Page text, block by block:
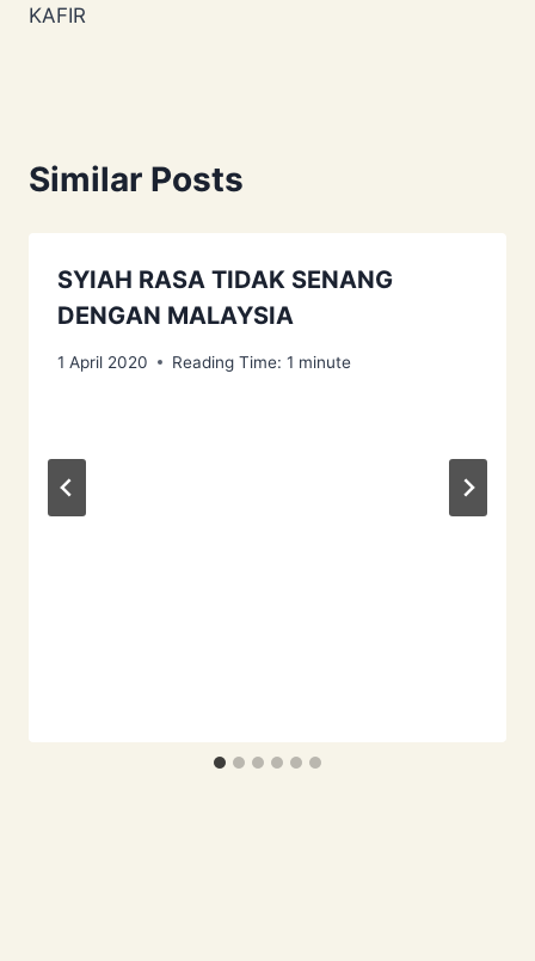
KAFIR
Similar Posts
SYIAH RASA TIDAK SENANG
DENGAN MALAYSIA
1 April 2020 Reading Time: 1 minute